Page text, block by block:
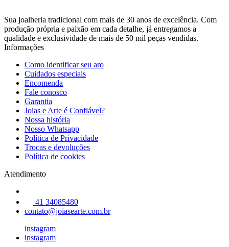
Sua joalheria tradicional com mais de 30 anos de excelência. Com
produção própria e paixão em cada detalhe, já entregamos a
qualidade e exclusividade de mais de 50 mil peças vendidas.
Informações
Como identificar seu aro
Cuidados especiais
Encomenda
Fale conosco
Garantia
Joias e Arte é Confiável?
Nossa história
Nosso Whatsapp
Política de Privacidade
Trocas e devoluções
Política de cookies
Atendimento
41 34085480
contato@joiasearte.com.br
instagram
instagram